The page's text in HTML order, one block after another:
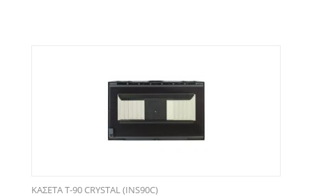
ΚΑΣΕΤΑ Τ-90 CRYSTAL (INS90C)